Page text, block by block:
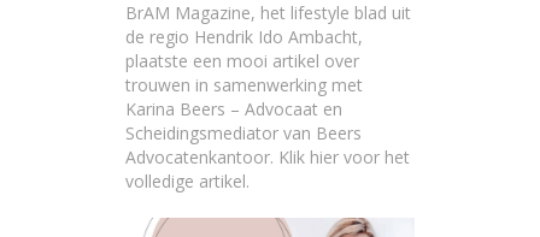
BrAM Magazine, het lifestyle blad uit
de regio Hendrik Ido Ambacht,
plaatste een mooi artikel over
trouwen in samenwerking met
Karina Beers – Advocaat en
Scheidingsmediator van Beers
Advocatenkantoor. Klik hier voor het
volledige artikel.